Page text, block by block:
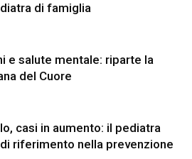
di famiglia
e salute mentale: riparte la
del Cuore
casi in aumento: il pediatra
riferimento nella prevenzione